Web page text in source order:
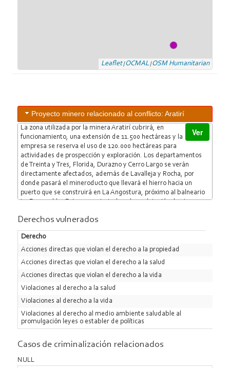
Leaflet|OCMAL |OSM Humanitarian
Proyecto minero relacionado al conflicto: Aratirí
Ver
La zona utilizada por la minera Aratirí cubrirá, en
funcionamiento, una extensión de 11.500 hectáreas y la
empresa se reserva el uso de 120.000 hectáreas para
actividades de prospección y exploración. Los departamentos
de Treinta y Tres, Florida, Durazno y Cerro Largo se verán
directamente afectados, además de Lavalleja y Rocha, por
donde pasará el mineroducto que llevará el hierro hacia un
puerto que se construirá en La Angostura, próximo al balneario
La Esmeralda. Este proyecto incluye la explotación de cinco
grande es Uría, con 3 kilómetros de largo, 600 metros de ancho
y 350 de profundidad. Además, se prevé la construcción de una
represa de relave, de unas 2.400 hectáreas y de una represa de
agua de 250 hectáreas. También, dentro del proyecto, se prevé
que ocuparía unas 1.100 hectáreas, un acueducto y una terminal
portuaria en la costa atlántica para la salida del mineral. Fuente:
http://www.focoblanco.com.uy/2011/07/aratiri-interpelacion-y-
Derechos vulnerados
Derecho
Acciones directas que violan el derecho a la propiedad
Acciones directas que violan el derecho a la salud
Acciones directas que violan el derecho a la vida
Violaciones al derecho a la salud
Violaciones al derecho a la vida
Violaciones al derecho al medio ambiente saludable al
promulgación leyes o establer de políticas
Casos de criminalización relacionados
NULL